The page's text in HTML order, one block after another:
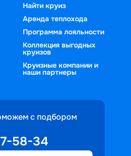
Найти круиз
Аренда теплохода
Программа лояльности
Коллекция выгодных
круизов
Круизные компании и
наши партнеры
с подбором
58-34